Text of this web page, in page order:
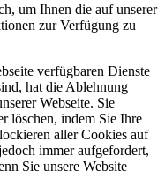
um Ihnen die auf unserer
zur Verfügung zu
verfügbaren Dienste
hat die Ablehnung
Webseite. Sie
löschen, indem Sie Ihre
aller Cookies auf
immer aufgefordert,
Sie unsere Website